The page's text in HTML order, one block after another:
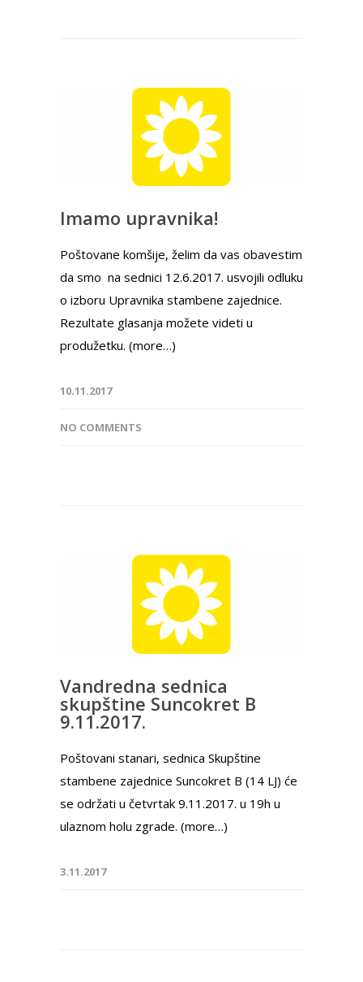
Imamo upravnika!
Poštovane komšije, želim da vas obavestim
da smo na sednici 12.6.2017. usvojili odluku
o izboru Upravnika stambene zajednice.
Rezultate glasanja možete videti u
produžetku. (more…)
10.11.2017
NO COMMENTS
Vandredna sednica
skupštine Suncokret B
9.11.2017.
Poštovani stanari, sednica Skupštine
stambene zajednice Suncokret B (14 LJ) će
se održati u četvrtak 9.11.2017. u 19h u
ulaznom holu zgrade. (more…)
3.11.2017